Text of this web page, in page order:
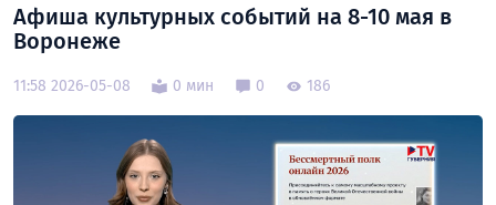
Афиша культурных событий на 8-10 мая в
Воронеже
11:58 2026-05-08 0 мин 0 186